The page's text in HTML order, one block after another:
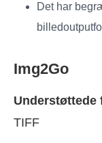
Det har
Img2Go
Understøttede
TIFF